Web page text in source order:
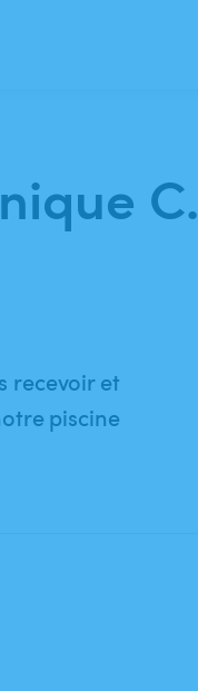
C.
recevoir et
piscine